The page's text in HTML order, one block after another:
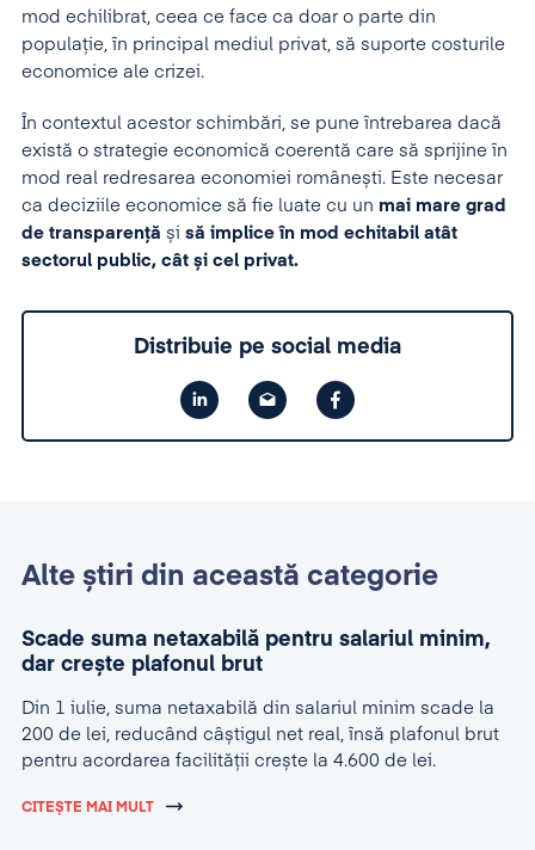
mod echilibrat, ceea ce face ca doar o parte din
populație, în principal mediul privat, să suporte costurile
economice ale crizei.
În contextul acestor schimbări, se pune întrebarea dacă
există o strategie economică coerentă care să sprijine în
mod real redresarea economiei românești. Este necesar
ca deciziile economice să fie luate cu un mai mare grad
de transparență și să implice în mod echitabil atât
sectorul public, cât și cel privat.
Distribuie pe social media
Alte știri din această categorie
Scade suma netaxabilă pentru salariul minim,
dar crește plafonul brut
Din 1 iulie, suma netaxabilă din salariul minim scade la
200 de lei, reducând câștigul net real, însă plafonul brut
pentru acordarea facilității crește la 4.600 de lei.
CITEȘTE MAI MULT